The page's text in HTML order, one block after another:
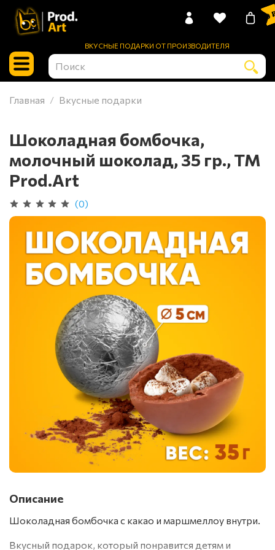
ВКУСНЫЕ ПОДАРКИ ОТ ПРОИЗВОДИТЕЛЯ
0
Главная Вкусные подарки
Шоколадная бомбочка,
молочный шоколад, 35 гр., ТМ
Prod.Art
(0)
Описание
Шоколадная бомбочка с какао и маршмеллоу внутри.
Вкусный подарок, который понравится детям и